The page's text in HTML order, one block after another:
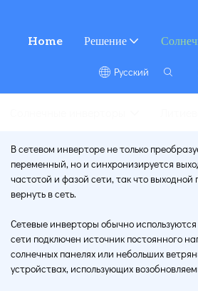
Home Решение
Pусский
В сетевом инверторе не только
переменный, но и синхронизируется
частотой и фазой сети, так что
вернуть в сеть.
Сетевые инверторы обычно
сети подключен источник постоянного
солнечных панелях или небольших
устройствах, использующих